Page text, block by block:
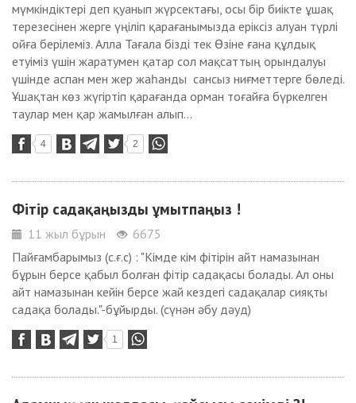
мүмкіндіктері деп қуанып жүрсектағы, осы бір биікте ұшақ
терезесінен жерге үңіліп қарағанымызда еріксіз алуан түрлі
ойға берілеміз. Алла Тағала бізді тек Өзіне ғана құлдық
етуіміз үшін жаратумен қатар сол мақсаттың орындалуы
үшінде аспан мен жер жаһанды сансыз ниғметтерге бөледі.
Ұшақтан көз жүгіртіп қарағанда орман тоғайға бүркелген
таулар мен қар жамылған алып...
4 2
Фітір садақаңызды ұмытпаңыз !
11 жыл бұрын
6675
Пайғамбарымыз (с.ғ.с) : "Кімде кім фітірін айт намазынан
бұрын берсе қабыл болған фітір садақасы болады. Ал оны
айт намазынан кейін берсе жай кездегі садақалар сияқты
садақа болады."-бұйырды. (сүнән әбу дәуд)
1